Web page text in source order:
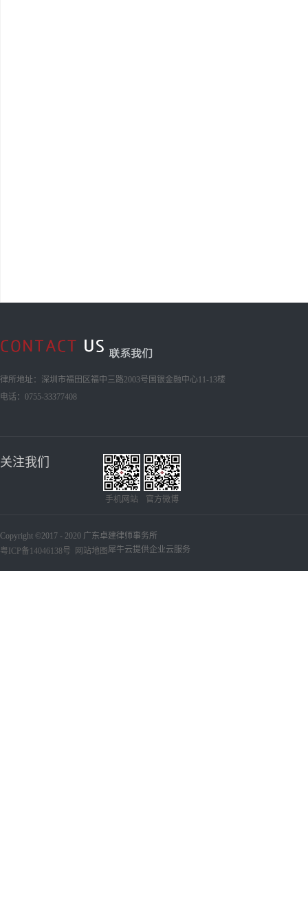
Copyright ©2017 - 2020 广东卓建律师事务所
粤ICP备14046138号 网站地图 犀牛云提供企业云服务
律所地址：深圳市福田区福中三路2003号国银金融中心11-13楼
电话：0755-33377408
关注我们
手机网站 官方微博